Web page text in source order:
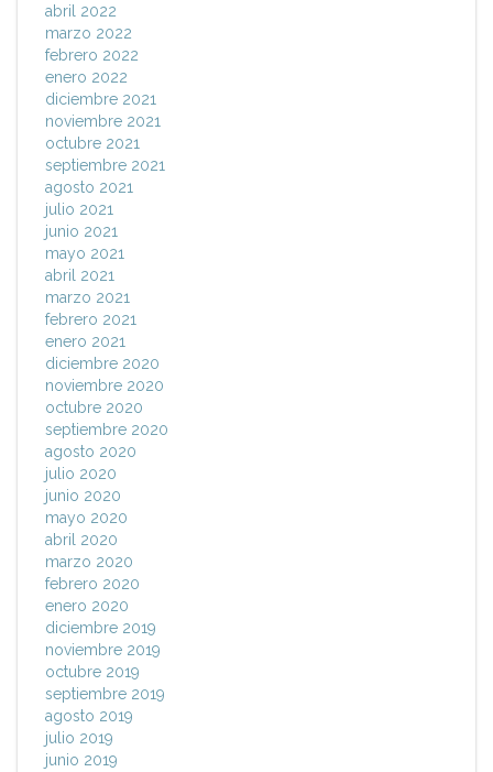
abril 2022
marzo 2022
febrero 2022
enero 2022
diciembre 2021
noviembre 2021
octubre 2021
septiembre 2021
agosto 2021
julio 2021
junio 2021
mayo 2021
abril 2021
marzo 2021
febrero 2021
enero 2021
diciembre 2020
noviembre 2020
octubre 2020
septiembre 2020
agosto 2020
julio 2020
junio 2020
mayo 2020
abril 2020
marzo 2020
febrero 2020
enero 2020
diciembre 2019
noviembre 2019
octubre 2019
septiembre 2019
agosto 2019
julio 2019
junio 2019